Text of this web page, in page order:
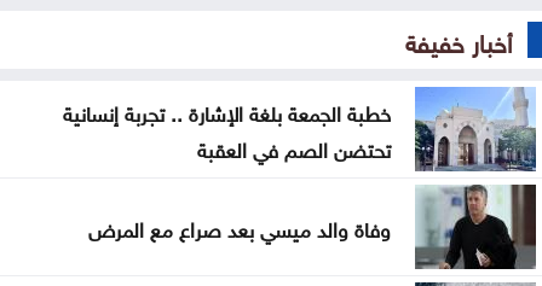
الجيش الإيراني: الوضع في مضيق هرمز نهائي ولا رجعة
فيه
الأردن يحقق اكتفاءً ذاتياً كاملاً في عدد من المنتجات
الغذائية
أخبار خفيفة
خطبة الجمعة بلغة الإشارة .. تجربة إنسانية
تحتضن الصم في العقبة
وفاة والد ميسي بعد صراع مع المرض